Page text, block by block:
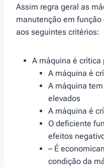
Assim regra geral as
manutenção em
aos seguintes critérios:
A máquina é crítica
A máquina é
A máquina
elevados
A máquina é
O deficiente
efeitos
– É
condição da